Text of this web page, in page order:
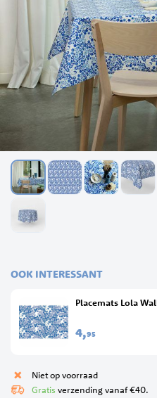
het
afbeeldingen-
gallerij
OOK INTERESSANT
Placemats Lola
4,95
Niet op voorraad
Gratis verzending vanaf €40.